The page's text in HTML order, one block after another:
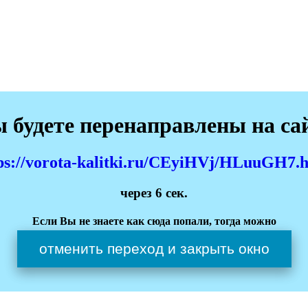
перенаправлены на
vorota-kalitki.ru/CEyiHVj/
через 6 сек.
Если Вы не знаете как сюда попали, тогда можно
отменить переход и закрыть окно